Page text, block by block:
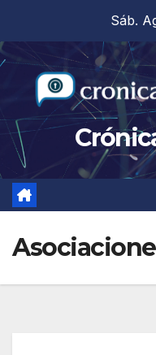
contenido
Sáb.